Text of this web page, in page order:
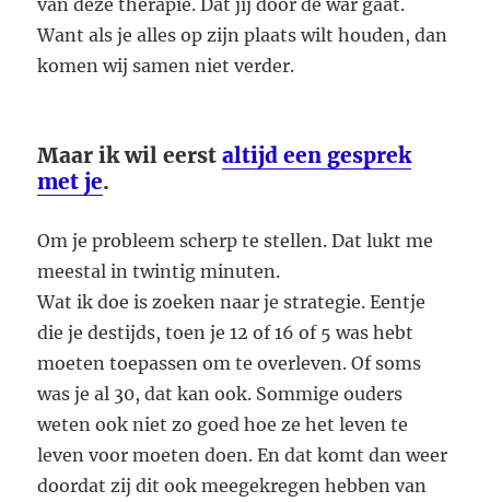
van deze therapie. Dat jij door de war gaat.
Want als je alles op zijn plaats wilt houden, dan
komen wij samen niet verder.
Maar ik wil eerstaltijd een gesprek
met je.
Om je probleem scherp te stellen. Dat lukt me
meestal in twintig minuten.
Wat ik doe is zoeken naar je strategie. Eentje
die je destijds, toen je 12 of 16 of 5 was hebt
moeten toepassen om te overleven. Of soms
was je al 30, dat kan ook. Sommige ouders
weten ook niet zo goed hoe ze het leven te
leven voor moeten doen. En dat komt dan weer
doordat zij dit ook meegekregen hebben van